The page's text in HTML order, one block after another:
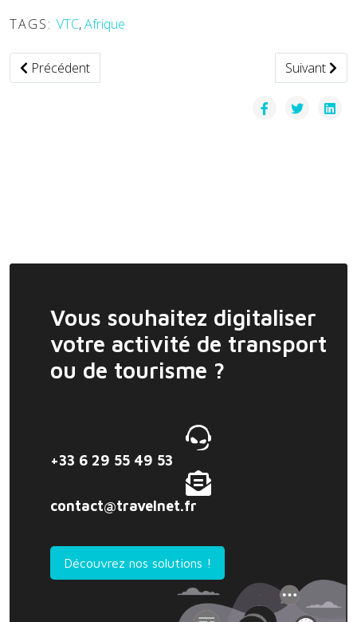
TAGS: VTC,Afrique
Article précédent : Uber Eats propose une plateforme
Précédent Article
Suivant
Vous souhaitez digitaliser
votre activité de transport
ou de tourisme ?
+33 6 29 55 49 53
contact@travelnet.fr
Découvrez nos solutions !